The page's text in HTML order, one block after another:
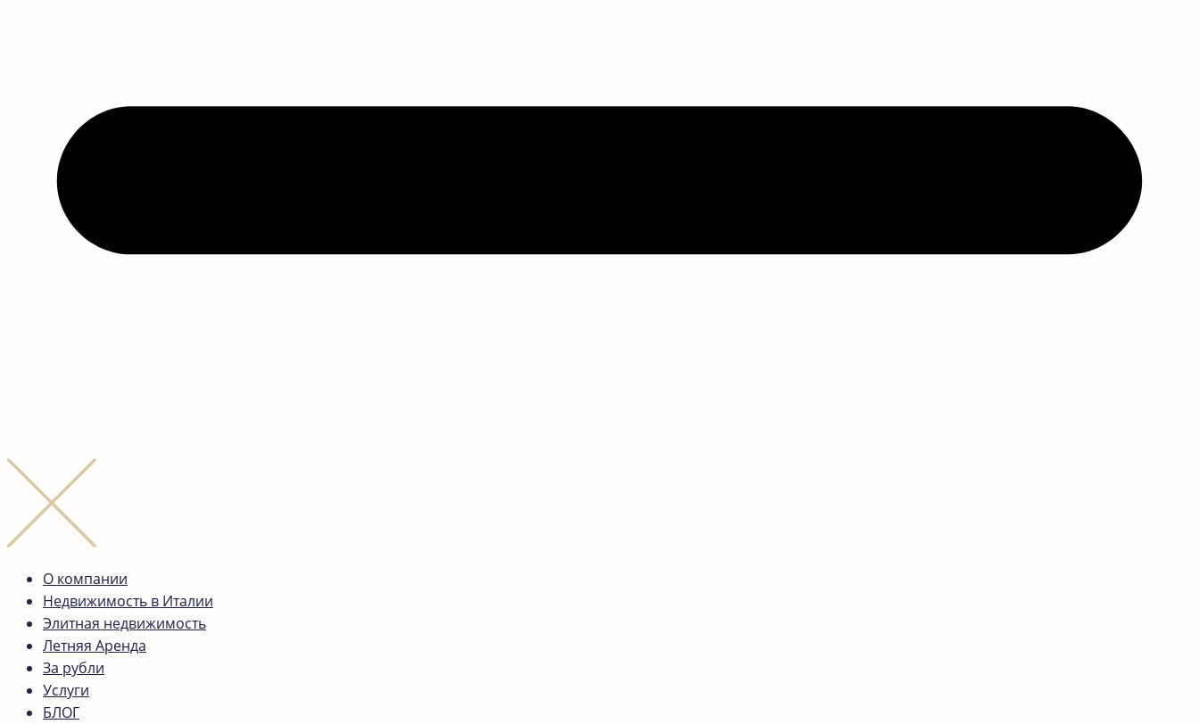
О компании
Недвижимость в Италии
Элитная недвижимость
Летняя Аренда
За рубли
Услуги
БЛОГ